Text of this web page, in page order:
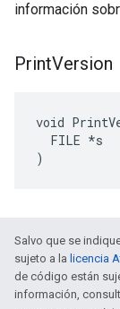
información
PrintVersion
void
  FILE *s
)
Salvo que se
sujeto a la licencia
de código están
información,